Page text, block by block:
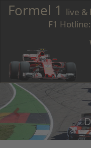
Formel 1
live &
F1 Hotline: